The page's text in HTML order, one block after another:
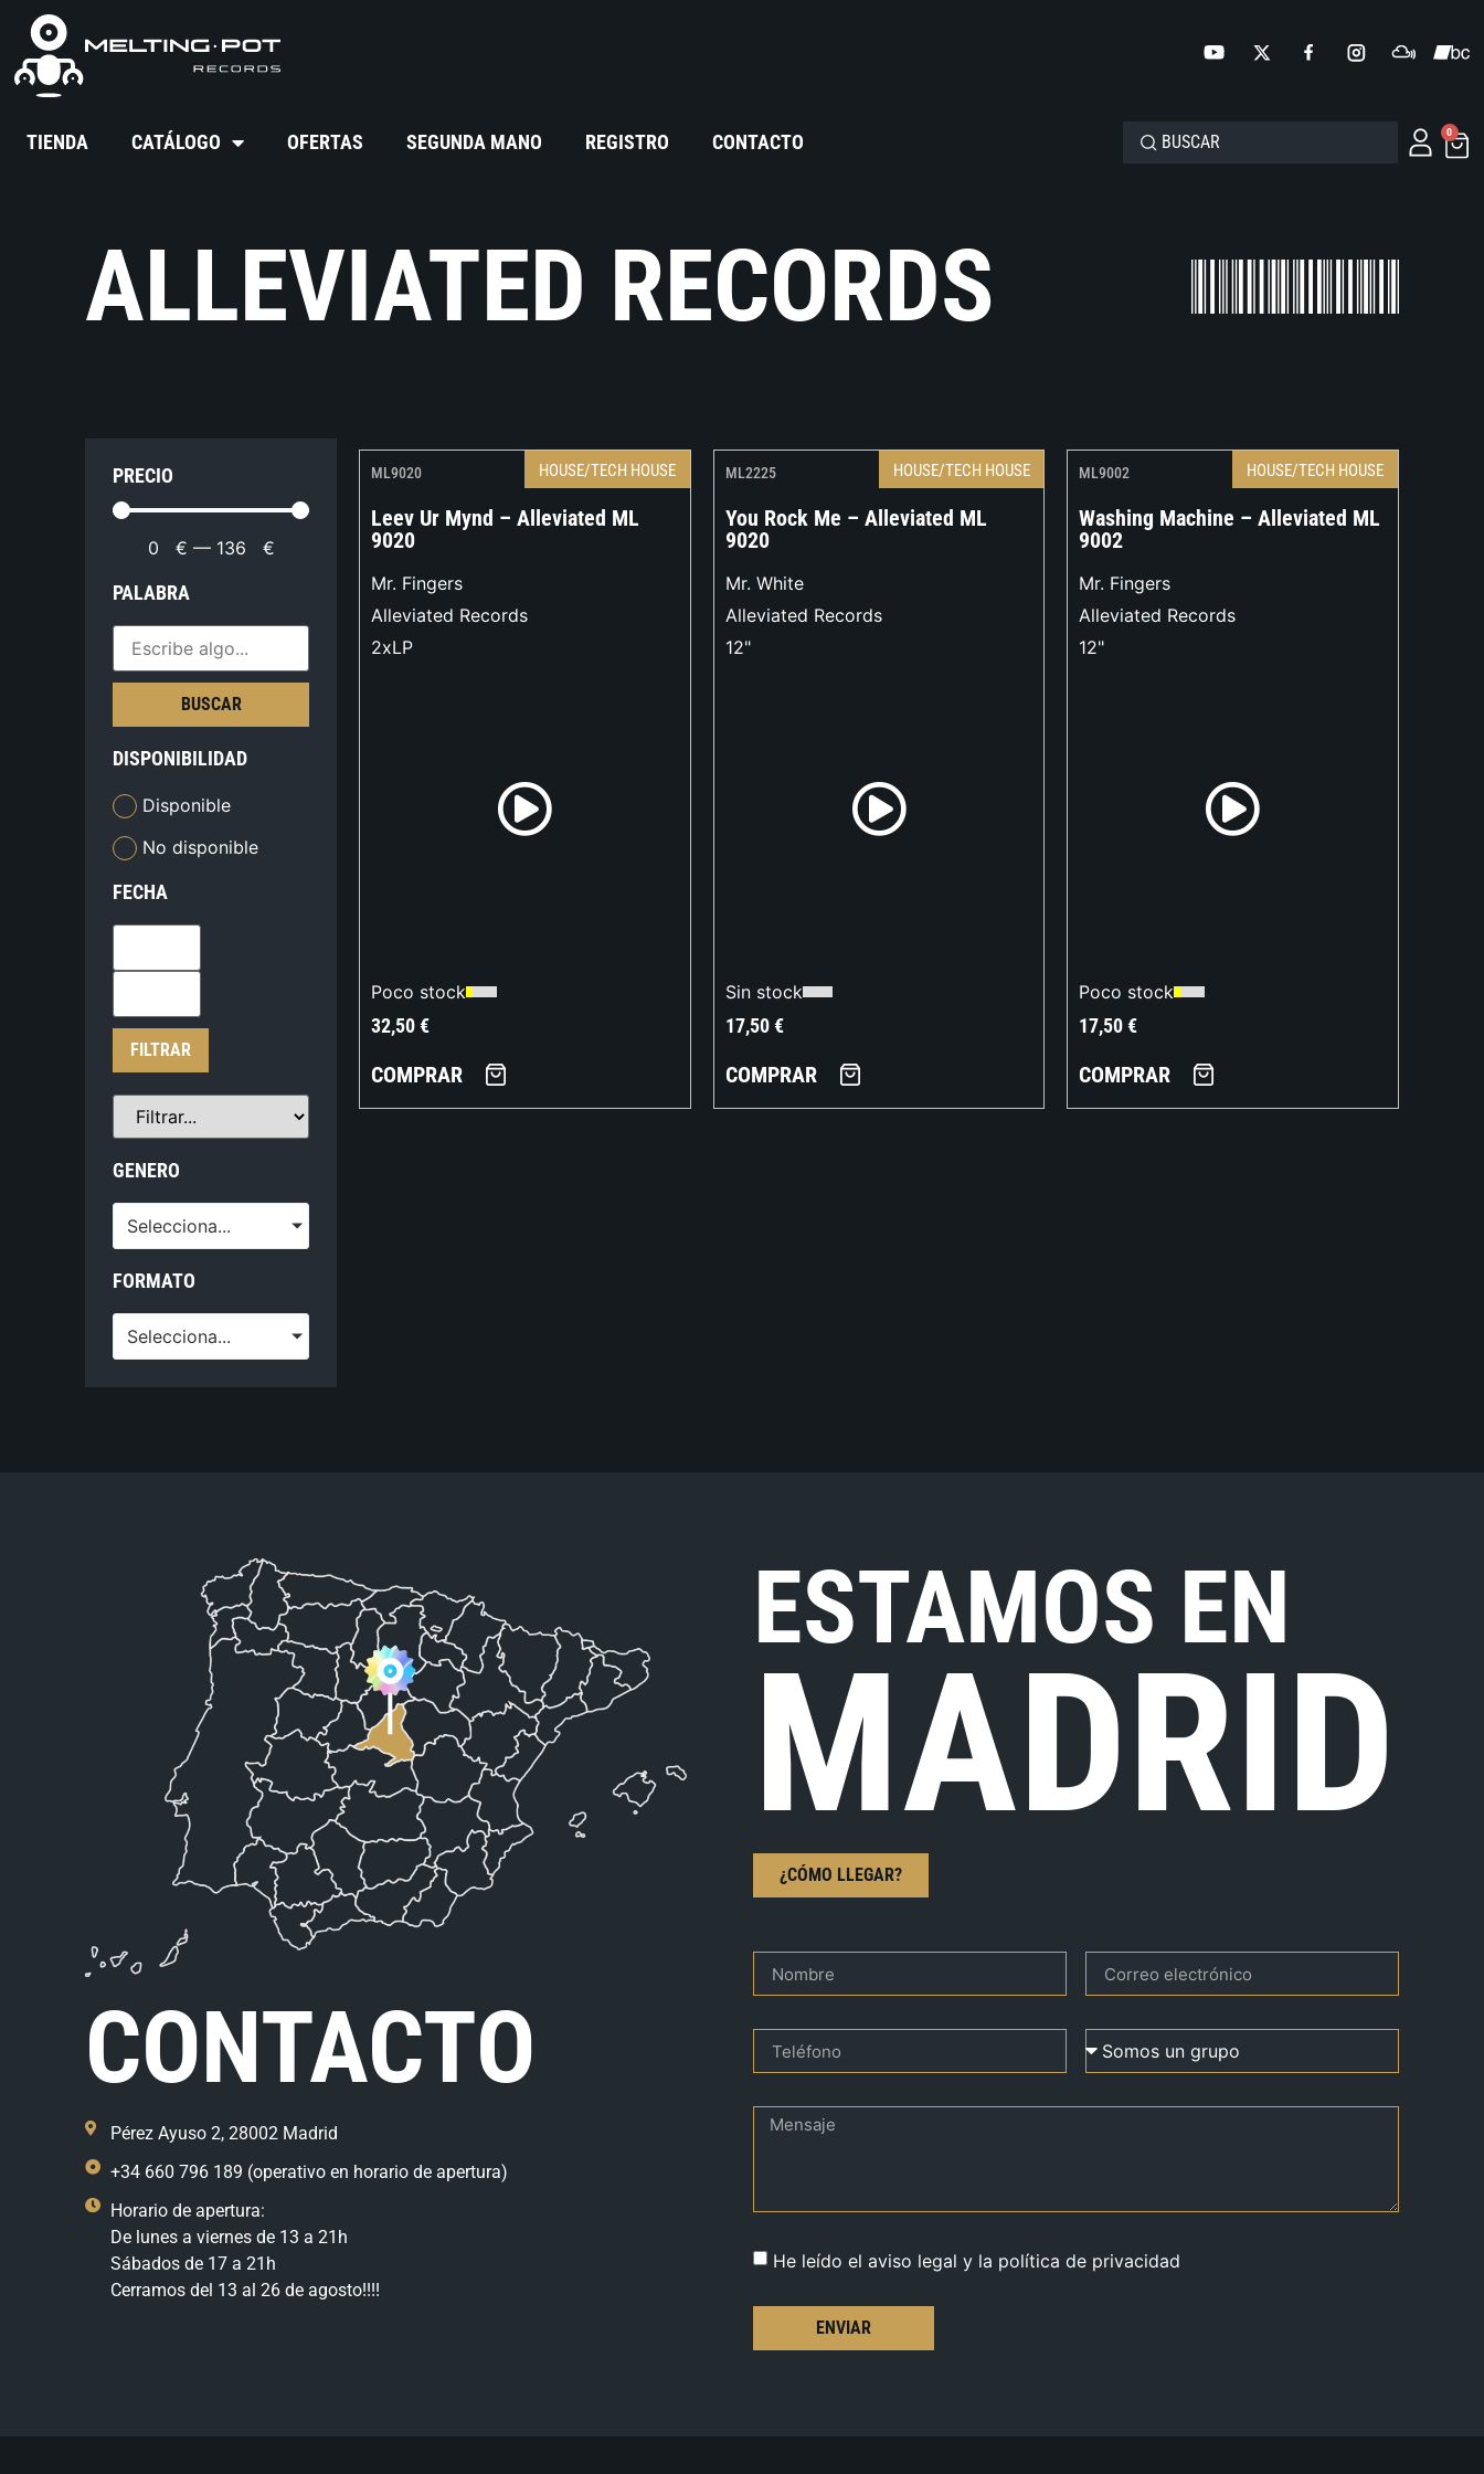
TIENDA CATÁLOGO OFERTAS SEGUNDA MANO REGISTRO CONTACTO 0
ALLEVIATED RECORDS
PRECIO
0 € — 136 €
PALABRA
BUSCAR
DISPONIBILIDAD
Disponible
No disponible
FECHA
FILTRAR
GENERO
Selecciona...
FORMATO
Selecciona...
ML9020 HOUSE/TECH HOUSE
Leev Ur Mynd – Alleviated ML
9020
Mr. Fingers
Alleviated Records
2xLP
Poco stock
32,50€
COMPRAR
ML2225 HOUSE/TECH HOUSE
You Rock Me – Alleviated ML
9020
Mr. White
Alleviated Records
12"
Sin stock
17,50€
COMPRAR
ML9002 HOUSE/TECH HOUSE
Washing Machine – Alleviated ML
9002
Mr. Fingers
Alleviated Records
12"
Poco stock
17,50€
COMPRAR
CONTACTO
Pérez Ayuso 2, 28002 Madrid
+34 660 796 189 (operativo en horario de apertura)
Horario de apertura:
De lunes a viernes de 13 a 21h
Sábados de 17 a 21h
Cerramos del 13 al 26 de agosto!!!!
ESTAMOS EN
MADRID
¿CÓMO LLEGAR?
He leído el aviso legal y la política de privacidad
ENVIAR